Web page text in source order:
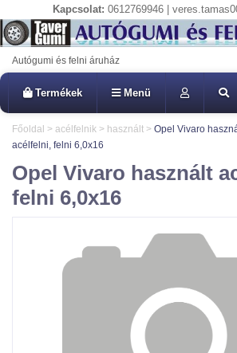
Kapcsolat: 0612769946 |
Autógumi és felni áruház
Termékek Menü
Főoldal > acélfelnik > használt > Opel Vivaro
acélfelni, felni 6,0x16
Opel Vivaro használt
felni 6,0x16